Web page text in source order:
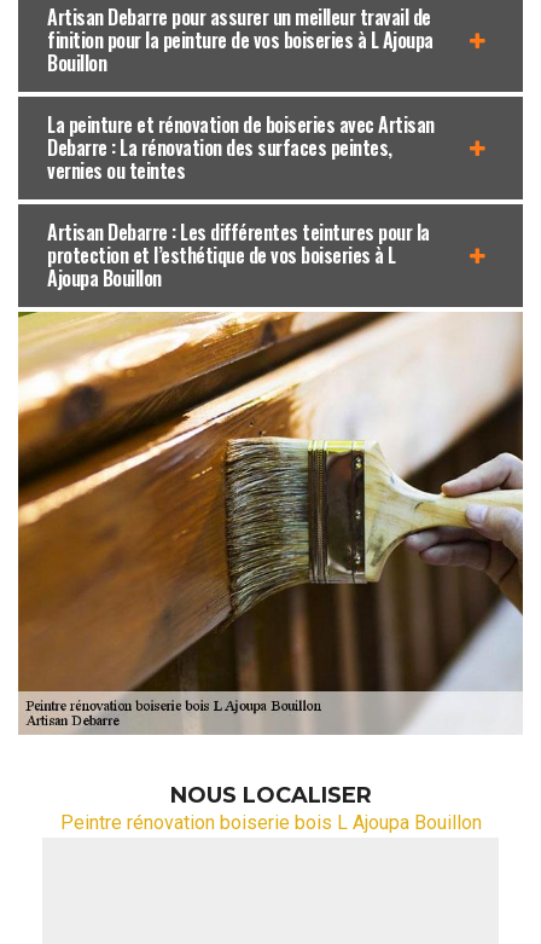
Artisan Debarre pour assurer un meilleur travail de
finition pour la peinture de vos boiseries à L Ajoupa
Bouillon
La peinture et rénovation de boiseries avec Artisan
Debarre : La rénovation des surfaces peintes,
vernies ou teintes
Artisan Debarre : Les différentes teintures pour la
protection et l’esthétique de vos boiseries à L
Ajoupa Bouillon
NOUS LOCALISER
Peintre rénovation boiserie bois L Ajoupa Bouillon